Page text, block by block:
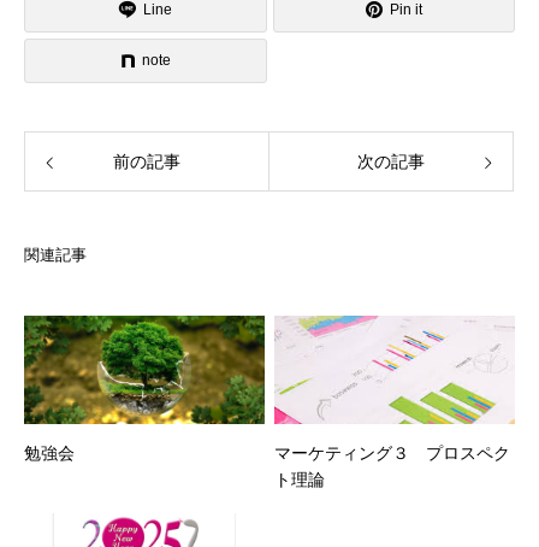
Line Pin it
note
前の記事 次の記事
関連記事
勉強会
マーケティング３ プロスペク
ト理論